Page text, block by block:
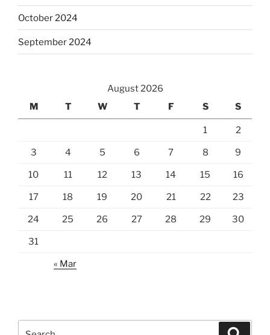
October 2024
September 2024
August 2026
M
T W T F S S
1 2
3 4 5 6 7 8 9
10 11 12 13 14 15 16
17 18 19 20 21 22 23
24 25 26 27 28 29 30
31
« Mar